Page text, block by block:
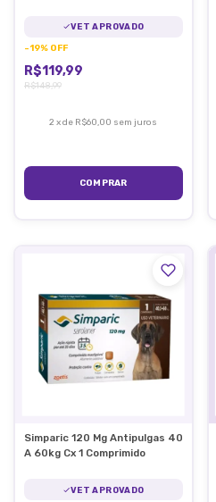
VET APROVADO
-19% OFF
R$119,99
R$148,99
2 xde R$60,00 sem juros
Simparic 120 Mg Antipulgas 40
A 60kg Cx 1 Comprimido
VET APROVADO